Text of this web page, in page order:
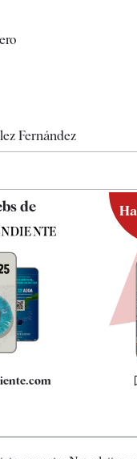
Fernández
de